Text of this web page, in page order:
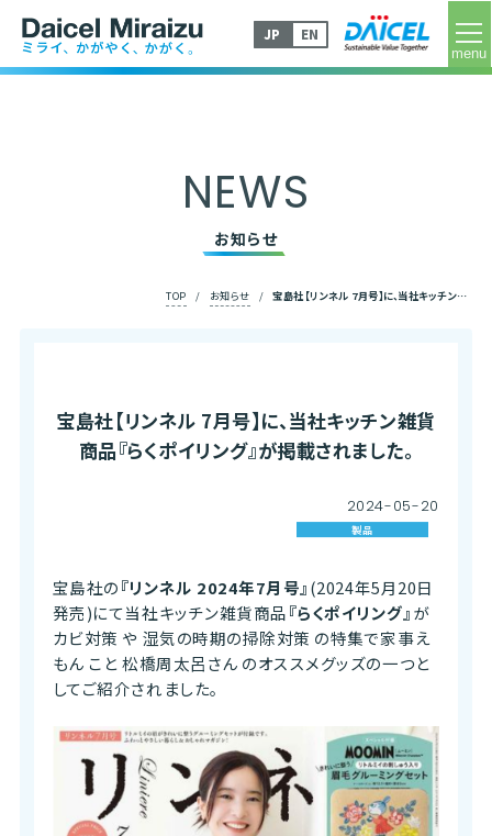
JP EN
NEWS
お知らせ
TOP / お知らせ / 宝島社【リンネル 7月号】に、当社キッチン雑貨商品『らくポイリング』が掲載されました。
宝島社【リンネル 7月号】に、当社キッチン雑貨
商品『らくポイリング』が掲載されました。
2024-05-20
製品
宝島社の『リンネル 2024年7月号』(2024年5月20日
発売)にて当社キッチン雑貨商品『らくポイリング』が
カビ対策 や 湿気の時期の掃除対策 の特集で家事え
もん こと 松橋周太呂さん のオススメグッズの一つと
してご紹介されました。